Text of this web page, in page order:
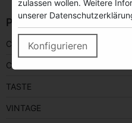
PRODUCT
CATEGORY
COLOR
TASTE
VINTAGE
zulassen wollen. Weitere
unserer
Konfigurieren